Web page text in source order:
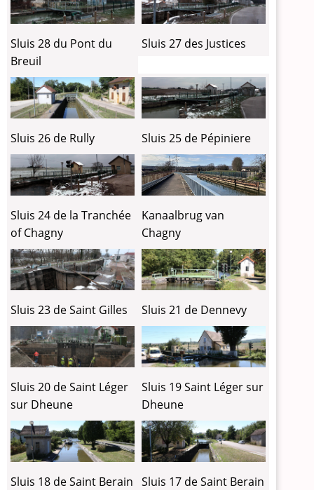
Sluis 28 du Pont du
Breuil
Sluis 27 des Justices
Sluis 26 de Rully Sluis 25 de Pépiniere
Sluis 24 de la Tranchée
of Chagny
Kanaalbrug van
Chagny
Sluis 23 de Saint Gilles Sluis 21 de Dennevy
Sluis 20 de Saint Léger
sur Dheune
Sluis 19 Saint Léger sur
Dheune
Sluis 18 de Saint Berain Sluis 17 de Saint Berain